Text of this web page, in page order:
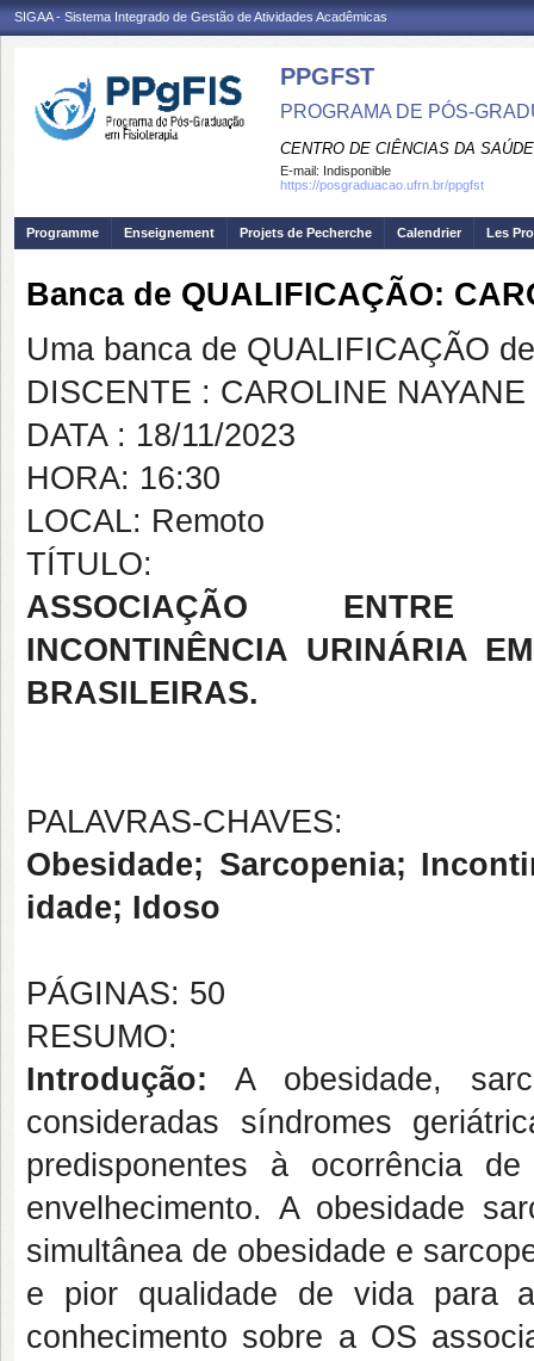
SIGAA - Sistema Integrado de Gestão de Atividades Acadêmicas
PPGFST
PROGRAMA DE PÓS-
CENTRO DE CIÊNCIAS DA SAÚDE
E-mail: Indisponible
https://posgraduacao.ufrn.br/ppgfst
Programme Enseignement Projets de Pecherche Calendrier Les
Banca de QUALIFICAÇÃO:
Uma banca de QUALIFICAÇÃO
DISCENTE : CAROLINE
DATA : 18/11/2023
HORA: 16:30
LOCAL: Remoto
TÍTULO:
ASSOCIAÇÃO ENTRE
INCONTINÊNCIA URINÁRIA
BRASILEIRAS.
PALAVRAS-CHAVES:
Obesidade; Sarcopenia;
idade; Idoso
PÁGINAS: 50
RESUMO:
Introdução: A obesidade,
consideradas síndromes
predisponentes à ocorrência
envelhecimento. A obesidade
simultânea de obesidade e
e pior qualidade de vida para
conhecimento sobre a OS